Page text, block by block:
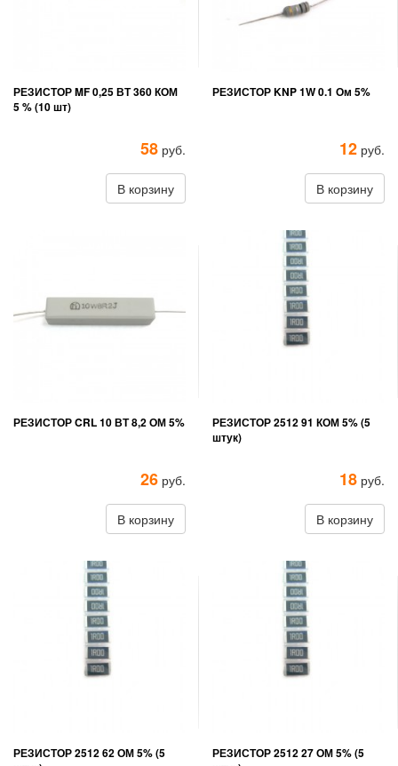
РЕЗИСТОР MF 0,25 ВТ 360 КОМ
5 % (10 шт)
58 руб.
В корзину
РЕЗИСТОР KNP 1W 0.1 Ом 5%
12 руб.
В корзину
РЕЗИСТОР CRL 10 ВТ 8,2 ОМ 5%
26 руб.
В корзину
РЕЗИСТОР 2512 91 КОМ 5% (5
штук)
18 руб.
В корзину
РЕЗИСТОР 2512 62 ОМ 5% (5
РЕЗИСТОР 2512 27 ОМ 5% (5